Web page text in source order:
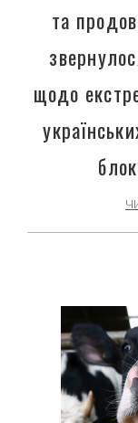
та
щодо